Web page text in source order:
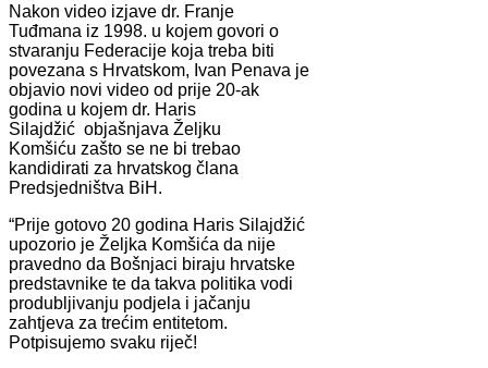
Nakon video izjave dr. Franje
Tuđmana iz 1998. u kojem govori o
stvaranju Federacije koja treba biti
povezana s Hrvatskom, Ivan Penava je
objavio novi video od prije 20-ak
godina u kojem dr. Haris
Silajdžić objašnjava Željku
Komšiću zašto se ne bi trebao
kandidirati za hrvatskog člana
Predsjedništva BiH.
“Prije gotovo 20 godina Haris Silajdžić
upozorio je Željka Komšića da nije
pravedno da Bošnjaci biraju hrvatske
predstavnike te da takva politika vodi
produbljivanju podjela i jačanju
zahtjeva za trećim entitetom.
Potpisujemo svaku riječ!